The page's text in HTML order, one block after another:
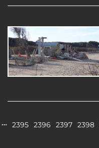
… 2395 2396 2397 2398